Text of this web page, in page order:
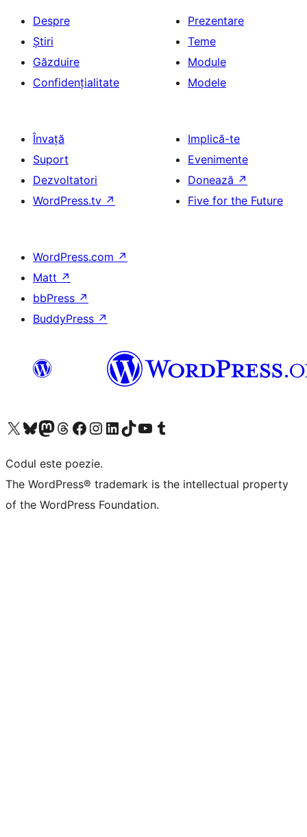
Despre
Știri
Găzduire
Confidențialitate
Prezentare
Teme
Module
Modele
Învață
Suport
Dezvoltatori
WordPress.tv ↗
Implică-te
Evenimente
Donează ↗
Five for the Future
WordPress.com ↗
Matt ↗
bbPress ↗
BuddyPress ↗
Mergi la contul nostru X (fost Twitter)
Vizitează contul nostru Bluesky
Vizitează contul nostru Mastodon
Vizitează contul nostru Threads
Vizitează pagina noastră Facebook
Vizitează-ne pe Instagram
Vizitează-ne pe LinkedIn
Vizitează contul nostru TikTok
Vizitează canalul nostru YouTube
Vizitează contul nostru Tumblr
Codul este poezie.
The WordPress® trademark is the intellectual property
of the WordPress Foundation.